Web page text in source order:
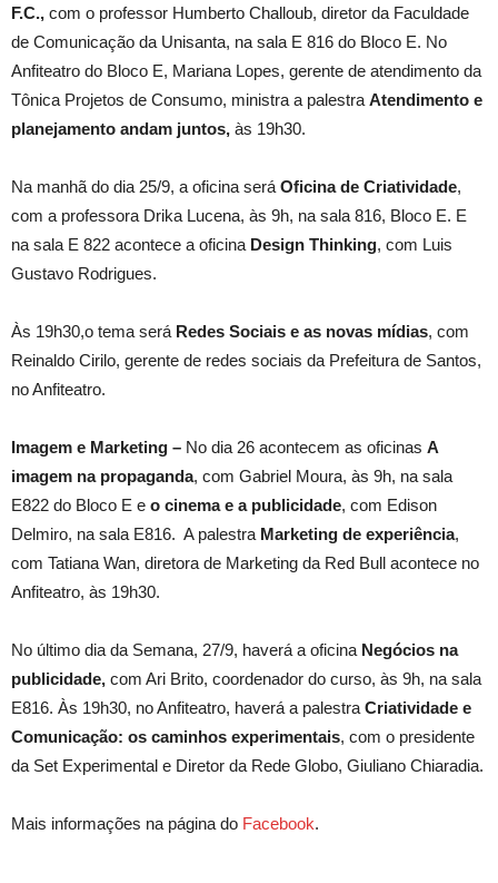
F.C., com o professor Humberto Challoub, diretor da Faculdade
de Comunicação da Unisanta, na sala E 816 do Bloco E. No
Anfiteatro do Bloco E, Mariana Lopes, gerente de atendimento da
Tônica Projetos de Consumo, ministra a palestra Atendimento e
planejamento andam juntos, às 19h30.
Na manhã do dia 25/9, a oficina será Oficina de Criatividade,
com a professora Drika Lucena, às 9h, na sala 816, Bloco E. E
na sala E 822 acontece a oficina Design Thinking, com Luis
Gustavo Rodrigues.
Às 19h30,o tema será Redes Sociais e as novas mídias, com
Reinaldo Cirilo, gerente de redes sociais da Prefeitura de Santos,
no Anfiteatro.
Imagem e Marketing – No dia 26 acontecem as oficinas A
imagem na propaganda, com Gabriel Moura, às 9h, na sala
E822 do Bloco E e o cinema e a publicidade, com Edison
Delmiro, na sala E816. A palestra Marketing de experiência,
com Tatiana Wan, diretora de Marketing da Red Bull acontece no
Anfiteatro, às 19h30.
No último dia da Semana, 27/9, haverá a oficina Negócios na
publicidade, com Ari Brito, coordenador do curso, às 9h, na sala
E816. Às 19h30, no Anfiteatro, haverá a palestra Criatividade e
Comunicação: os caminhos experimentais, com o presidente
da Set Experimental e Diretor da Rede Globo, Giuliano Chiaradia.
Mais informações na página do Facebook.